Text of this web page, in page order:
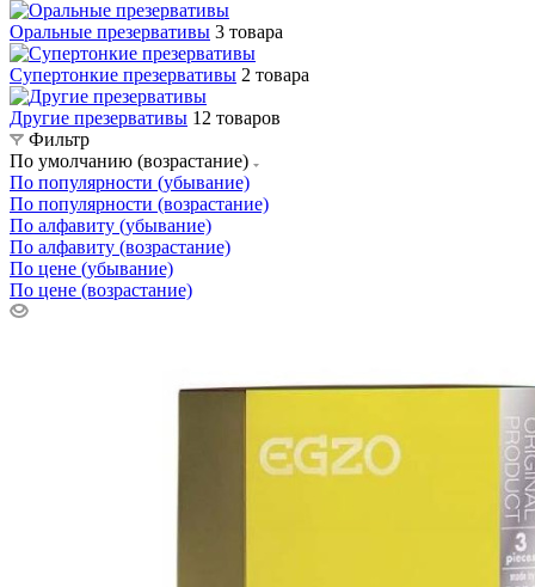
Оральные презервативы 3 товара
Супертонкие презервативы 2 товара
Другие презервативы 12 товаров
Фильтр
По умолчанию (возрастание)
По популярности (убывание)
По популярности (возрастание)
По алфавиту (убывание)
По алфавиту (возрастание)
По цене (убывание)
По цене (возрастание)